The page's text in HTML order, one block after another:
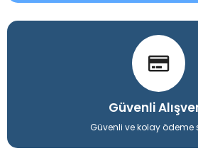
Güvenli
Güvenli ve kolay ödeme